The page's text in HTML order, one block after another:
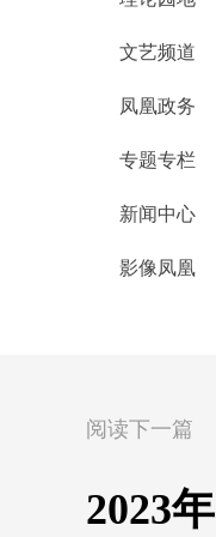
文艺频道
凤凰政务
专题专栏
新闻中心
影像凤凰
阅读下一篇
2023